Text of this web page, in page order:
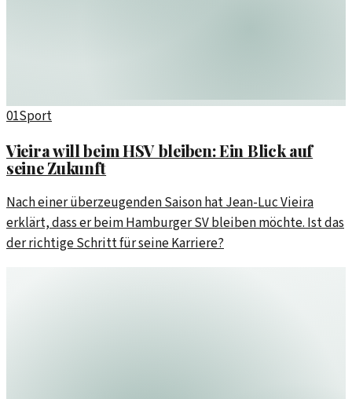
01Sport
Vieira will beim HSV bleiben: Ein Blick auf
seine Zukunft
Nach einer überzeugenden Saison hat Jean-Luc Vieira
erklärt, dass er beim Hamburger SV bleiben möchte. Ist das
der richtige Schritt für seine Karriere?